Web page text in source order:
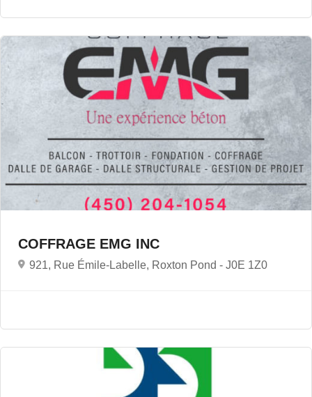
COFFRAGE EMG INC
921, Rue Émile-Labelle, Roxton Pond - J0E 1Z0